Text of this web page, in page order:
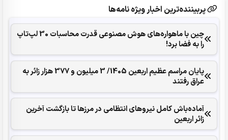
پربیننده‌ترین اخبار ویژه نامه‌ها
چین با ماهواره‌های هوش مصنوعی قدرت محاسبات 30 لپ‌تاپ
را به فضا برد!
پایان مراسم عظیم اربعین 1405/ ‌3 میلیون و 377 ‌هزار زائر به
عراق رفتند
آماده‌باش کامل نیروهای انتظامی در مرزها تا بازگشت آخرین
زائر اربعین